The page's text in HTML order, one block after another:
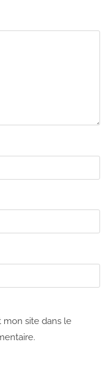
mon site dans le